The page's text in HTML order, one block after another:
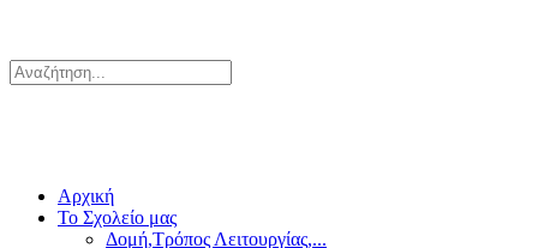
Αρχική
Το Σχολείο μας
Δομή,Τρόπος Λειτουργίας,...